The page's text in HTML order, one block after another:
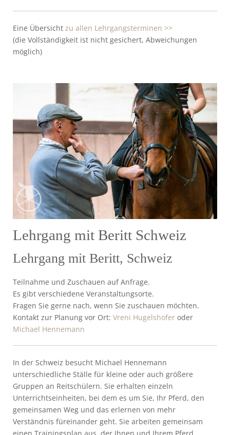
Eine Übersicht zu allen Lehrgangsterminen >>
(die Vollständigkeit ist nicht gesichert, Abweichungen
möglich)
Lehrgang mit Beritt Schweiz
Lehrgang mit Beritt, Schweiz
Teilnahme und Zuschauen auf Anfrage.
Es gibt verschiedene Veranstaltungsorte.
Fragen Sie gerne nach, wenn Sie zuschauen möchten.
Kontakt zur Planung vor Ort: Vreni Hugelshofer oder
Michael Hennemann
In der Schweiz besucht Michael Hennemann
unterschiedliche Ställe für kleine oder auch größere
Gruppen an Reitschülern. Sie erhalten einzeln
Unterrichtseinheiten, bei dem es um Sie, Ihr Pferd, den
gemeinsamen Weg und das erlernen von mehr
Verständnis füreinander geht. Sie arbeiten gemeinsam